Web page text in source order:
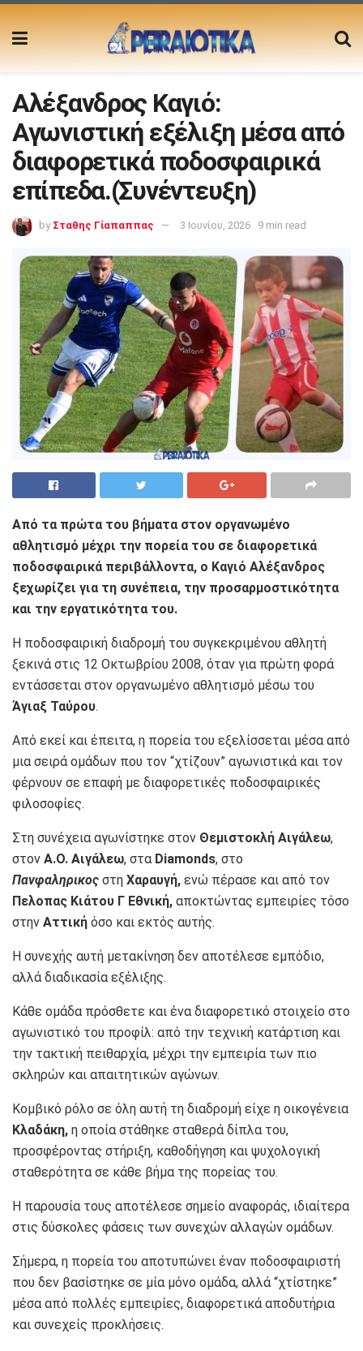
Αλέξανδρος Καγιό:
Αγωνιστική εξέλιξη μέσα από
διαφορετικά ποδοσφαιρικά
επίπεδα.(Συνέντευξη)
by Σταθης Γίαπαππας 3 Ιουνίου, 2026 9 min read
Από τα πρώτα του βήματα στον οργανωμένο
αθλητισμό μέχρι την πορεία του σε διαφορετικά
ποδοσφαιρικά περιβάλλοντα, ο Καγιό Αλέξανδρος
ξεχωρίζει για τη συνέπεια, την προσαρμοστικότητα
και την εργατικότητα του.
Η ποδοσφαιρική διαδρομή του συγκεκριμένου αθλητή
ξεκινά στις 12 Οκτωβρίου 2008, όταν για πρώτη φορά
εντάσσεται στον οργανωμένο αθλητισμό μέσω του
Άγιαξ Ταύρου.
Από εκεί και έπειτα, η πορεία του εξελίσσεται μέσα από
μια σειρά ομάδων που τον “χτίζουν” αγωνιστικά και τον
φέρνουν σε επαφή με διαφορετικές ποδοσφαιρικές
φιλοσοφίες.
Στη συνέχεια αγωνίστηκε στον Θεμιστοκλή Αιγάλεω,
στον Α.Ο. Αιγάλεω, στα Diamonds, στο
Πανφαληρικος στη Χαραυγή, ενώ πέρασε και από τον
Πελοπας Κιάτου Γ Εθνική, αποκτώντας εμπειρίες τόσο
στην Αττική όσο και εκτός αυτής.
Η συνεχής αυτή μετακίνηση δεν αποτέλεσε εμπόδιο,
αλλά διαδικασία εξέλιξης.
Κάθε ομάδα πρόσθετε και ένα διαφορετικό στοιχείο στο
αγωνιστικό του προφίλ: από την τεχνική κατάρτιση και
την τακτική πειθαρχία, μέχρι την εμπειρία των πιο
σκληρών και απαιτητικών αγώνων.
Κομβικό ρόλο σε όλη αυτή τη διαδρομή είχε η οικογένεια
Κλαδάκη, η οποία στάθηκε σταθερά δίπλα του,
προσφέροντας στήριξη, καθοδήγηση και ψυχολογική
σταθερότητα σε κάθε βήμα της πορείας του.
Η παρουσία τους αποτέλεσε σημείο αναφοράς, ιδιαίτερα
στις δύσκολες φάσεις των συνεχών αλλαγών ομάδων.
Σήμερα, η πορεία του αποτυπώνει έναν ποδοσφαιριστή
που δεν βασίστηκε σε μία μόνο ομάδα, αλλά “χτίστηκε”
μέσα από πολλές εμπειρίες, διαφορετικά αποδυτήρια
και συνεχείς προκλήσεις.